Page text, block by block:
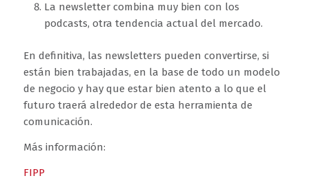
La newsletter combina muy bien con los
podcasts, otra tendencia actual del mercado.
En definitiva, las newsletters pueden convertirse, si
están bien trabajadas, en la base de todo un modelo
de negocio y hay que estar bien atento a lo que el
futuro traerá alrededor de esta herramienta de
comunicación.
Más información:
FIPP